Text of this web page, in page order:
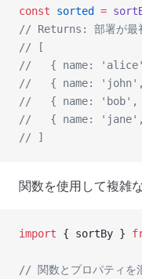
const sorted =
// Returns: 部署が最
// [
//   { name:
//   { name: 'john',
//   { name: 'bob',
//   { name:
// ]
関数を使用して複雑
import { sortBy }
// 関数とプロパティを